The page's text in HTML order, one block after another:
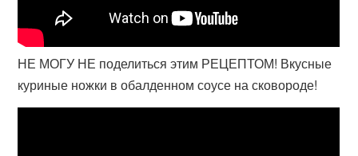
НЕ МОГУ НЕ поделиться этим РЕЦЕПТОМ! Вкусные
куриные ножки в обалденном соусе на сковороде!